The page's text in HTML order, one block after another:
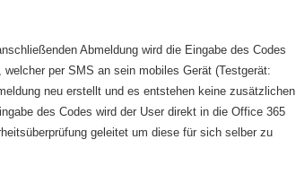
Abmeldung wird die Eingabe des Codes
per SMS an sein mobiles Gerät (Testgerät:
neu erstellt und es entstehen keine zusätzlichen
des Codes wird der User direkt in die Office 365
geleitet um diese für sich selber zu